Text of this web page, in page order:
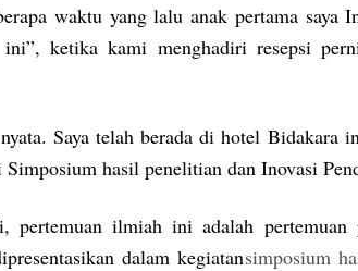
waktu yang lalu anak pertama saya
ketika kami menghadiri resepsi
Saya telah berada di hotel Bidakara
hasil penelitian dan Inovasi
pertemuan ilmiah ini adalah
dalam kegiatansimposium